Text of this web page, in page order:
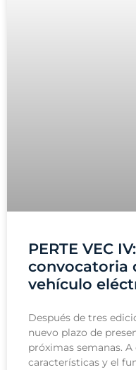
PERTE VEC
convocatoria
vehículo
Después de tres
nuevo plazo de
próximas semanas.
características y el